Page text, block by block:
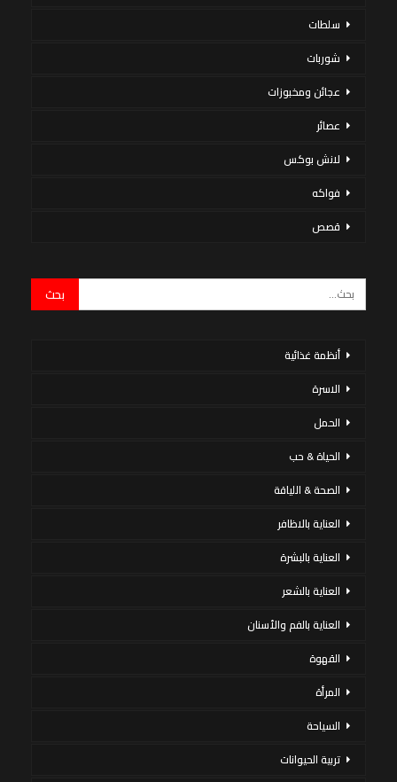
سلطات
شوربات
عجائن ومخبوزات
عصائر
لانش بوكس
فواكه
قصص
أنظمة غذائية
الاسرة
الحمل
الحياة & حب
الصحة & اللياقة
العناية بالاظافر
العناية بالبشرة
العناية بالشعر
العناية بالفم والأسنان
القهوة
المرأة
السياحة
تربية الحيوانات